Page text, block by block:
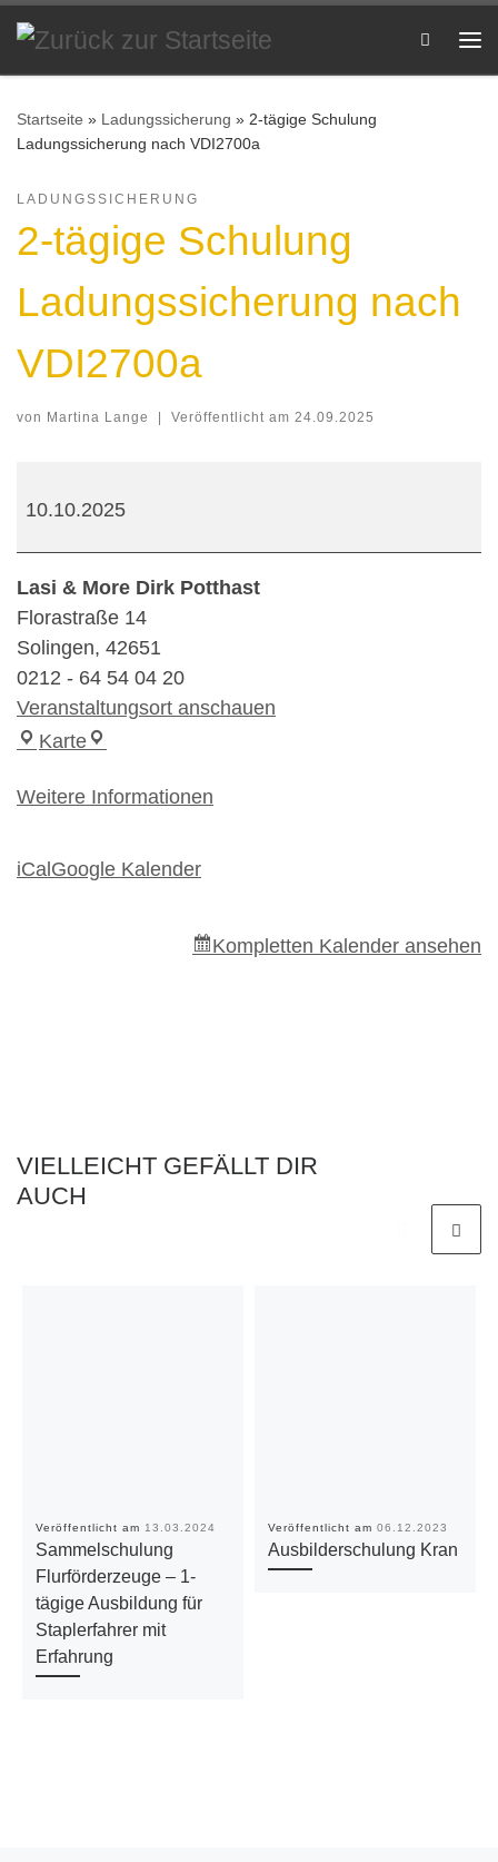
Zum Inhalt springen
Search
Startseite » Ladungssicherung » 2-tägige Schulung
Ladungssicherung nach VDI2700a
LADUNGSSICHERUNG
2-tägige Schulung
Ladungssicherung nach
VDI2700a
von Martina Lange | Veröffentlicht am 24.09.2025
10.10.2025
Lasi & More Dirk Potthast
Florastraße 14
Solingen, 42651
0212 - 64 54 04 20
Veranstaltungsort anschauen
KarteLasi & More Dirk Potthast
Weitere Informationen
iCal Google Kalender
Kompletten Kalender ansehen
VIELLEICHT GEFÄLLT DIR
AUCH
Veröffentlicht am 13.03.2024
Sammelschulung
Flurförderzeuge – 1-
tägige Ausbildung für
Staplerfahrer mit
Erfahrung
Veröffentlicht am 06.12.2023
Ausbilderschulung Kran